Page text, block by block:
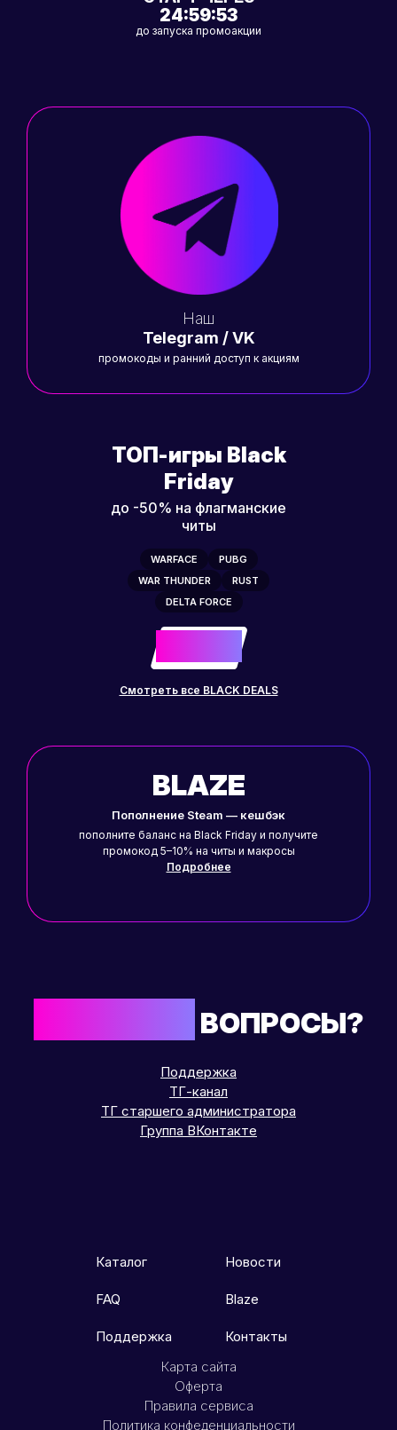
24:59:53
до запуска промоакции
Наш
Telegram / VK
промокоды и ранний доступ к акциям
ТОП-игры Black
Friday
до -50% на флагманские
читы
WARFACE
PUBG
WAR THUNDER
RUST
DELTA FORCE
до
Смотреть все BLACK DEALS
BLAZE
Пополнение Steam — кешбэк
пополните баланс на Black Friday и получите
промокод 5–10% на читы и макросы
Подробнее
ВОПРОСЫ?
Поддержка
ТГ-канал
ТГ старшего администратора
Группа ВКонтакте
Каталог Новости
FAQ Blaze
Поддержка
Контакты
Карта сайта
Оферта
Правила сервиса
Политика конфеденциальности